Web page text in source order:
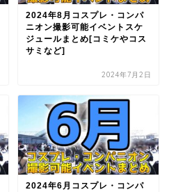
2024年8月コスプレ・コンパ
ニオン撮影可能イベントスケ
ジュールまとめ[コミケやコス
サミなど]
2024年7月2日
2024年6月コスプレ・コンパ